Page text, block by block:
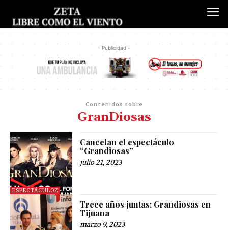
- Publicidad -
Contenidos sobre
GranDiosas
ESPECTÁCULOZ
Cancelan el espectáculo
“Grandiosas”
julio 21, 2023
Trece años juntas: Grandiosas en
Tijuana
marzo 9, 2023